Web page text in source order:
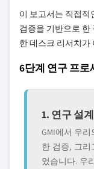
이 보고서는 직접적
검증을 기반으로 한
한 데스크 리서치가
6단계 연구 프로
1. 연구 설
GMI에서 우
한 검증, 그
었습니다. 우